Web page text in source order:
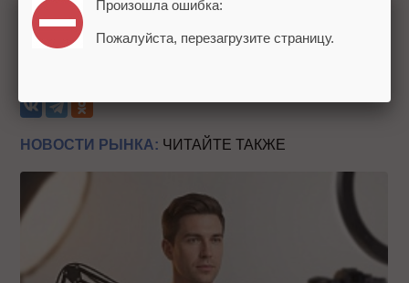
НОВОСТИ РЫНКА: ЧИТАЙТЕ ТАКЖЕ
Произошла ошибка:
Пожалуйста, перезагрузите страницу.